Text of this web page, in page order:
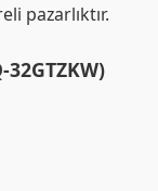
pazarlıktır.
32GTZKW)